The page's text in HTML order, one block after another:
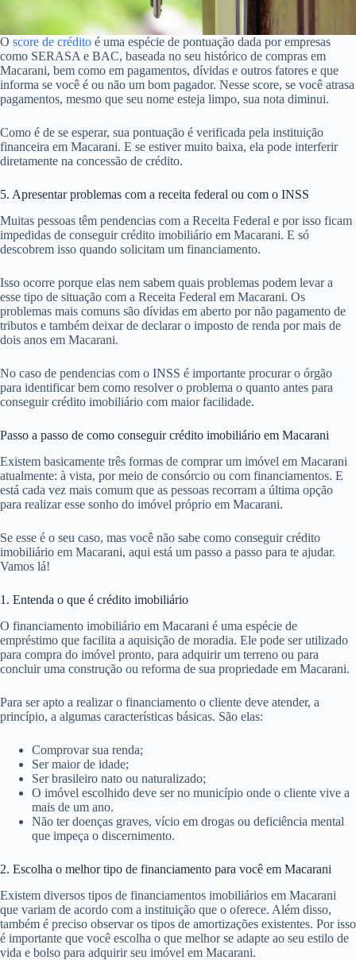
O score de crédito é uma espécie de pontuação dada por empresas
como SERASA e BAC, baseada no seu histórico de compras em
Macarani, bem como em pagamentos, dívidas e outros fatores e que
informa se você é ou não um bom pagador. Nesse score, se você atrasa
pagamentos, mesmo que seu nome esteja limpo, sua nota diminui.
Como é de se esperar, sua pontuação é verificada pela instituição
financeira em Macarani. E se estiver muito baixa, ela pode interferir
diretamente na concessão de crédito.
5. Apresentar problemas com a receita federal ou com o INSS
Muitas pessoas têm pendencias com a Receita Federal e por isso ficam
impedidas de conseguir crédito imobiliário em Macarani. E só
descobrem isso quando solicitam um financiamento.
Isso ocorre porque elas nem sabem quais problemas podem levar a
esse tipo de situação com a Receita Federal em Macarani. Os
problemas mais comuns são dívidas em aberto por não pagamento de
tributos e também deixar de declarar o imposto de renda por mais de
dois anos em Macarani.
No caso de pendencias com o INSS é importante procurar o órgão
para identificar bem como resolver o problema o quanto antes para
conseguir crédito imobiliário com maior facilidade.
Passo a passo de como conseguir crédito imobiliário em Macarani
Existem basicamente três formas de comprar um imóvel em Macarani
atualmente: à vista, por meio de consórcio ou com financiamentos. E
está cada vez mais comum que as pessoas recorram a última opção
para realizar esse sonho do imóvel próprio em Macarani.
Se esse é o seu caso, mas você não sabe como conseguir crédito
imobiliário em Macarani, aqui está um passo a passo para te ajudar.
Vamos lá!
1. Entenda o que é crédito imobiliário
O financiamento imobiliário em Macarani é uma espécie de
empréstimo que facilita a aquisição de moradia. Ele pode ser utilizado
para compra do imóvel pronto, para adquirir um terreno ou para
concluir uma construção ou reforma de sua propriedade em Macarani.
Para ser apto a realizar o financiamento o cliente deve atender, a
princípio, a algumas características básicas. São elas:
Comprovar sua renda;
Ser maior de idade;
Ser brasileiro nato ou naturalizado;
O imóvel escolhido deve ser no município onde o cliente vive a
mais de um ano.
Não ter doenças graves, vício em drogas ou deficiência mental
que impeça o discernimento.
2. Escolha o melhor tipo de financiamento para você em Macarani
Existem diversos tipos de financiamentos imobiliários em Macarani
que variam de acordo com a instituição que o oferece. Além disso,
também é preciso observar os tipos de amortizações existentes. Por isso
é importante que você escolha o que melhor se adapte ao seu estilo de
vida e bolso para adquirir seu imóvel em Macarani.